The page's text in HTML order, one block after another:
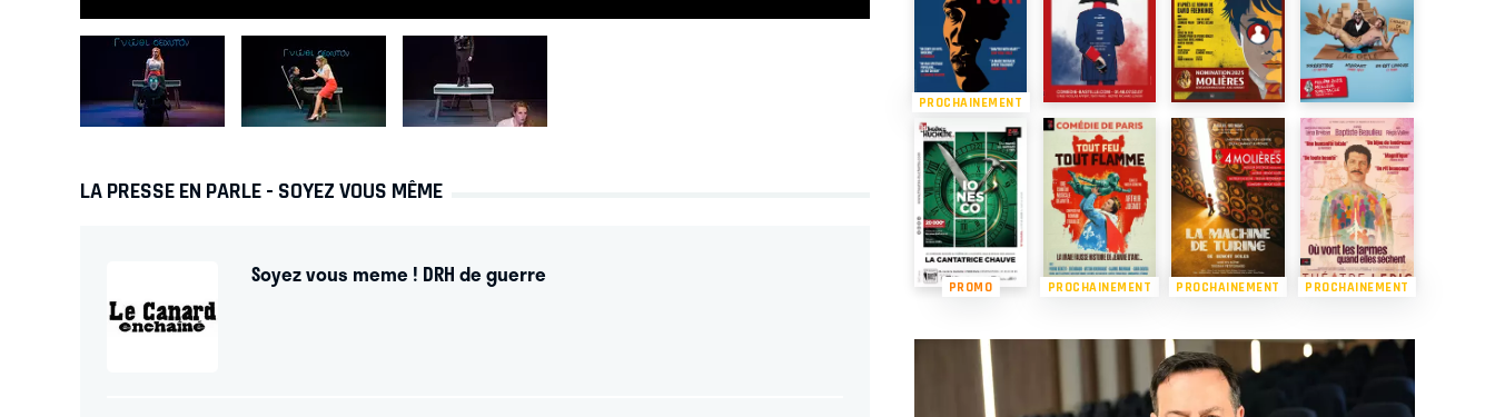
LA PRESSE EN PARLE - SOYEZ VOUS MÊME
Soyez vous meme ! DRH de guerre
PROCHAINEMENT
PROMO PROCHAINEMENT PROCHAINEMENT PROCHAINEMENT